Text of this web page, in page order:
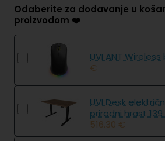
Odaberite za dodavanje u
proizvodom ❤️
UVI ANT
€
UVI Desk
prirodni hrast
516.30 €